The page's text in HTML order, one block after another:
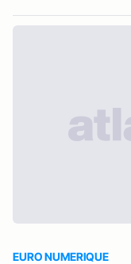
EURO NUMERIQUE